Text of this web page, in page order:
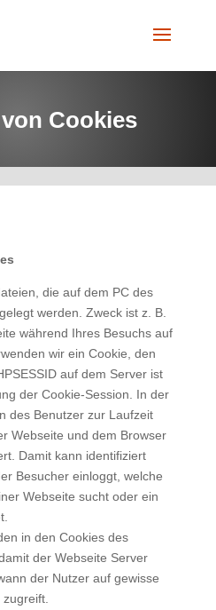
Cookies
die auf dem PC des
werden. Zweck ist z. B.
während Ihres Besuchs auf
wir ein Cookie, den
auf dem Server ist
der Cookie-Session. In der
des Benutzer zur Laufzeit
Webseite und dem Browser
Damit kann identifiziert
Besucher einloggt, welche
Webseite sucht oder ein
in den Cookies des
der Webseite Server
der Nutzer auf gewisse